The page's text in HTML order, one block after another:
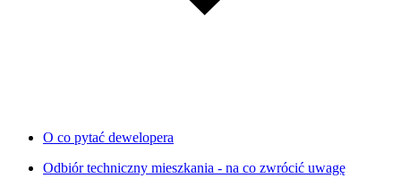
O co pytać dewelopera
Odbiór techniczny mieszkania - na co zwrócić uwagę